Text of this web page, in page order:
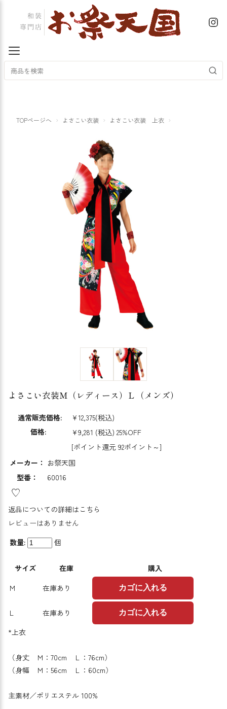
TOPページへ よさこい衣装 よさこい衣装 上衣
よさこい衣装Ｍ（レディース）Ｌ（メンズ）
通常販売価格: ¥12,375(税込)
価格:
¥9,281 (税込) 25%OFF
[ポイント還元 92ポイント～]
メーカー： お祭天国
型番：
60016
返品についての詳細はこちら
レビューはありません
数量:
個
サイズ 在庫
購入
M
在庫あり カゴに入れる
L 在庫あり カゴに入れる
*上衣
（身丈 Ｍ：70cm Ｌ：76cm）
（身幅 Ｍ：56cm Ｌ：60cm）
主素材／ポリエステル 100%